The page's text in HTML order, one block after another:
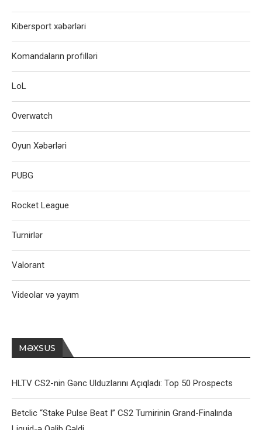
Kibersport xəbərləri
Komandaların profilləri
LoL
Overwatch
Oyun Xəbərləri
PUBG
Rocket League
Turnirlər
Valorant
Videolar və yayım
MƏXSUS
HLTV CS2-nin Gənc Ulduzlarını Açıqladı: Top 50 Prospects
Betclic “Stake Pulse Beat I” CS2 Turnirinin Grand-Finalında